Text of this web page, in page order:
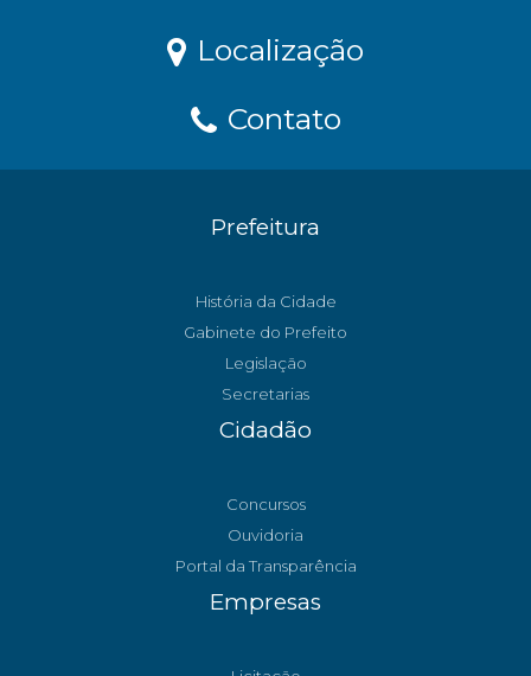
Localização
Contato
Prefeitura
História da Cidade
Gabinete do Prefeito
Legislação
Secretarias
Cidadão
Concursos
Ouvidoria
Portal da Transparência
Empresas